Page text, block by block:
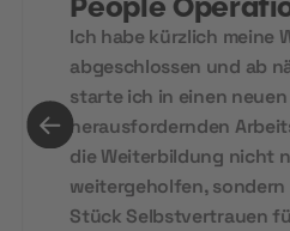
People
Ich habe kürzlich meine
abgeschlossen und ab
starte ich in einen
herausfordernden
die Weiterbildung nicht
weitergeholfen,
Stück Selbstvertrauen